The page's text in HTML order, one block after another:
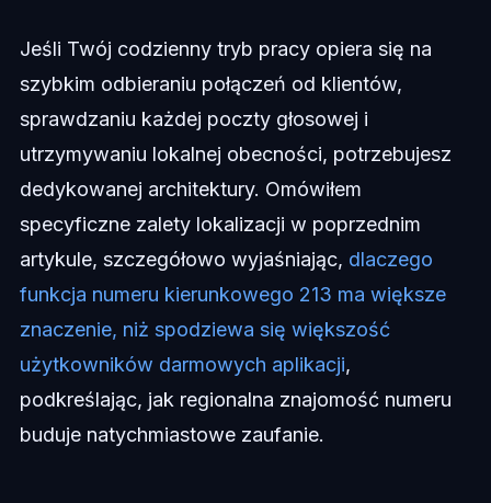
Jeśli Twój codzienny tryb pracy opiera się na
szybkim odbieraniu połączeń od klientów,
sprawdzaniu każdej poczty głosowej i
utrzymywaniu lokalnej obecności, potrzebujesz
dedykowanej architektury. Omówiłem
specyficzne zalety lokalizacji w poprzednim
artykule, szczegółowo wyjaśniając, dlaczego
funkcja numeru kierunkowego 213 ma większe
znaczenie, niż spodziewa się większość
użytkowników darmowych aplikacji,
podkreślając, jak regionalna znajomość numeru
buduje natychmiastowe zaufanie.